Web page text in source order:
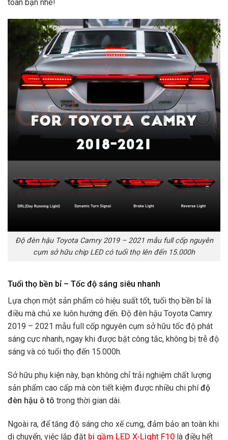
toàn bạn nhé!
Độ đèn hậu Toyota Camry 2019 – 2021 mẫu full cốp nguyên
cụm sở hữu chip LED có tuổi thọ lên đến 15.000h
Tuổi thọ bền bỉ – Tốc độ sáng siêu nhanh
Lựa chọn một sản phẩm có hiệu suất tốt, tuổi thọ bền bỉ là
điều mà chủ xe luôn hướng đến. Độ đèn hậu Toyota Camry
2019 – 2021 mẫu full cốp nguyên cụm sở hữu tốc độ phát
sáng cực nhanh, ngay khi được bật công tắc, không bị trễ độ
sáng và có tuổi thọ đến 15.000h.
Sở hữu phụ kiện này, bạn không chỉ trải nghiệm chất lượng
sản phẩm cao cấp mà còn tiết kiệm được nhiều chi phíđộ
đèn hậu ô tô trong thời gian dài.
Ngoài ra, để tăng độ sáng cho xế cưng, đảm bảo an toàn khi
di chuyển, việc lắp đặt bi gầm LED X-Light F10 là điều hết